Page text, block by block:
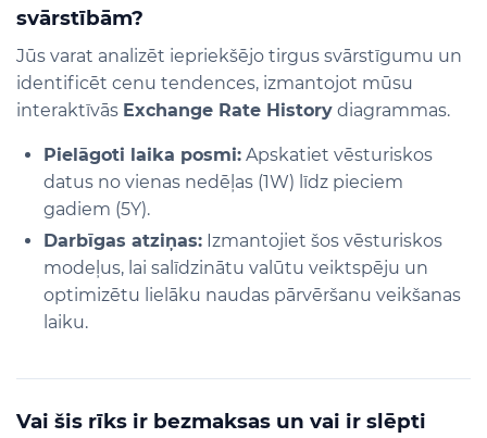
svārstībām?
Jūs varat analizēt iepriekšējo tirgus svārstīgumu un
identificēt cenu tendences, izmantojot mūsu
interaktīvās Exchange Rate History diagrammas.
Pielāgoti laika posmi: Apskatiet vēsturiskos
datus no vienas nedēļas (1W) līdz pieciem
gadiem (5Y).
Darbīgas atziņas: Izmantojiet šos vēsturiskos
modeļus, lai salīdzinātu valūtu veiktspēju un
optimizētu lielāku naudas pārvēršanu veikšanas
laiku.
Vai šis rīks ir bezmaksas un vai ir slēpti